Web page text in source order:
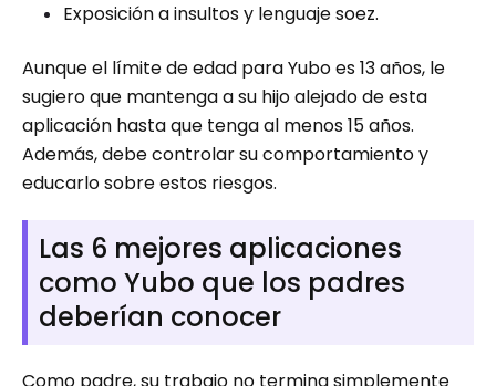
Exposición a insultos y lenguaje soez.
Aunque el límite de edad para Yubo es 13 años, le
sugiero que mantenga a su hijo alejado de esta
aplicación hasta que tenga al menos 15 años.
Además, debe controlar su comportamiento y
educarlo sobre estos riesgos.
Las 6 mejores aplicaciones
como Yubo que los padres
deberían conocer